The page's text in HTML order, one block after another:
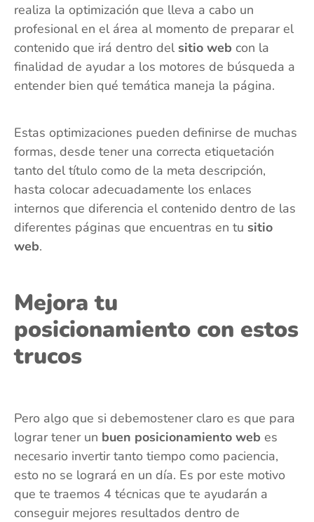
realiza la optimización que lleva a cabo un
profesional en el área al momento de preparar el
contenido que irá dentro delsitio web con la
finalidad de ayudar a los motores de búsqueda a
entender bien qué temática maneja la página.
Estas optimizaciones pueden definirse de muchas
formas, desde tener una correcta etiquetación
tanto del título como de la meta descripción,
hasta colocar adecuadamente los enlaces
internos que diferencia el contenido dentro de las
diferentes páginas que encuentras en tu sitio
web.
Mejora tu
posicionamiento con estos
trucos
Pero algo que si debemostener claro es que para
lograr tener un buen posicionamiento web es
necesario invertir tanto tiempo como paciencia,
esto no se logrará en un día. Es por este motivo
que te traemos 4 técnicas que te ayudarán a
conseguir mejores resultados dentro de